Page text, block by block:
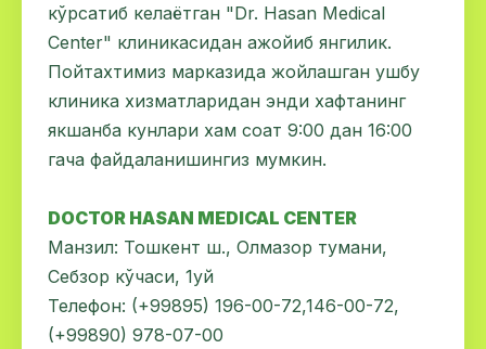
кўрсатиб келаётган "Dr. Hasan Medical
Center" клиникасидан ажойиб янгилик.
Пойтахтимиз марказида жойлашган ушбу
клиника хизматларидан энди хафтанинг
якшанба кунлари хам соат 9:00 дан 16:00
гача файдаланишингиз мумкин.
DOCTOR HASAN MEDICAL CENTER
Манзил: Тошкент ш., Олмазор тумани,
Себзор кўчаси, 1уй
Телефон: (+99895) 196-00-72,146-00-72,
(+99890) 978-07-00